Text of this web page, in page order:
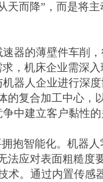
而降”，而是将
器的薄壁件车削，
，机床企业需深
器人企业进行深
复合加工中心，
中建立客户黏性的
抱智能化。机器
应对表面粗糙度
。通过内置传感